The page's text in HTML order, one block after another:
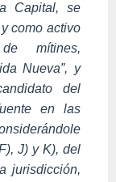
Capital, se
como activo
mítines,
Nueva”, y
del
en las
J) y K), del
jurisdicción,